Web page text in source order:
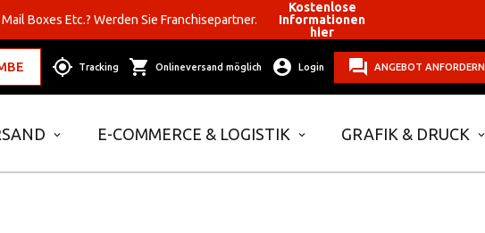
Boxes Etc.? Werden Sie Franchisepartner.
Kostenlose
Informationen
hier
Tracking Onlineversand möglich Login ANGEBOT ANFORDERN
E-COMMERCE & LOGISTIK GRAFIK & DRUCK